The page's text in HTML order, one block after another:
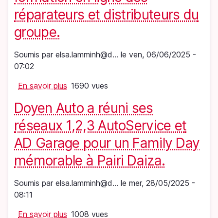
PHE
(Parts
annonce
de
participation
majoritaire
dans
le
capital
du
Thijsen
réparateurs et distributeurs du
groupe.
Soumis par elsa.lamminh@d… le ven, 06/06/2025 -
07:02
En savoir plus sur
Auto
lance
le
Campus
Doyen,
la
plateforme
en
1690 vues
Doyen Auto a réuni ses
réseaux 1,2,3 AutoService et
AD Garage pour un Family Day
mémorable à Pairi Daiza.
Soumis par elsa.lamminh@d… le mer, 28/05/2025 -
08:11
En savoir plus sur
1008 vues